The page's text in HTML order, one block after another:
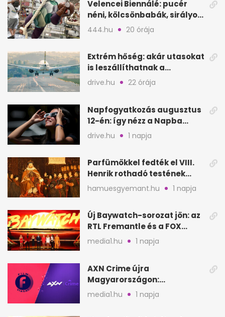
Velencei Biennálé: pucér
néni, kölcsönbabák, sirályok,
és kész a családi program
444.hu 20 órája
Extrém hőség: akár utasokat
is leszállíthatnak a
repülőgépről
drive.hu 22 órája
Napfogyatkozás augusztus
12-én: így nézz a Napba
biztonságosan
drive.hu 1 napja
Parfümökkel fedték el VIII.
Henrik rothadó testének
szagát
hamuesgyemant.hu 1 napja
Új Baywatch-sorozat jön: az
RTL Fremantle és a FOX
készíti
media1.hu 1 napja
AXN Crime újra
Magyarországon:
szeptembertől a Viasat Film
media1.hu 1 napja